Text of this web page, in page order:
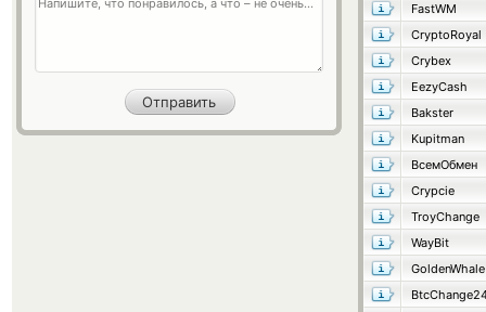
FastWM
CryptoRoyal
Crybex
EezyCash
Bakster
Kupitman
ВсемОбмен
Crypcie
TroyChange
WayBit
GoldenWhale